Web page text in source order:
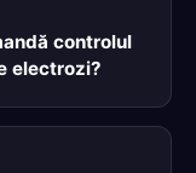
controlul
electrozi?